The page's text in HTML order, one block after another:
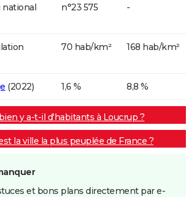
national
n°23 575 -
70 hab/km² 168 hab/km²
(2022) 1,6 % 8,8 %
y a-t-il d'habitants à Loucrup ?
la ville la plus peuplée de France ?
et bons plans directement par e-